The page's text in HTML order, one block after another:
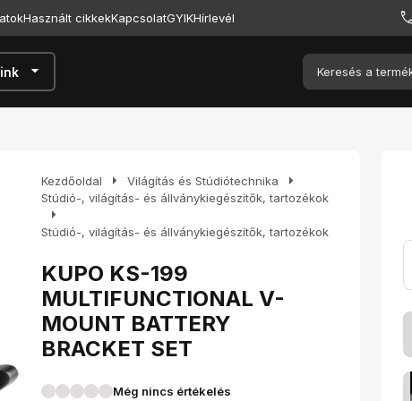
Használt cikkekKapcsolatGYIKHírlevél
arrow_drop_down
Kezdőoldal arrow_right Világítás és Stúdiótechnika arrow_right
Stúdió-, világítás- és állványkiegészítők, tartozékok
arrow_right
Stúdió-, világítás- és állványkiegészítők, tartozékok
KUPO KS-199
MULTIFUNCTIONAL V-
MOUNT BATTERY
BRACKET SET
Még nincs értékelés